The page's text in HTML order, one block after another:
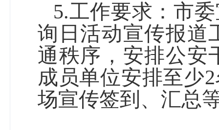
5.工作要求：市
询日活动宣传报道
通秩序，安排公安
成员单位安排至少2
场宣传签到、汇总